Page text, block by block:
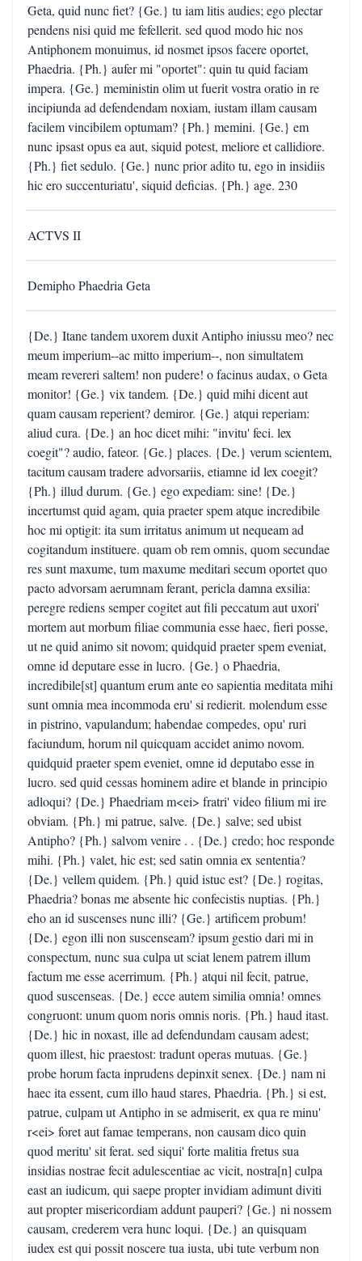
Geta, quid nunc fiet? {Ge.} tu iam litis audies; ego plectar
pendens nisi quid me fefellerit. sed quod modo hic nos
Antiphonem monuimus, id nosmet ipsos facere oportet,
Phaedria. {Ph.} aufer mi "oportet": quin tu quid faciam
impera. {Ge.} meministin olim ut fuerit vostra oratio in re
incipiunda ad defendendam noxiam, iustam illam causam
facilem vincibilem optumam? {Ph.} memini. {Ge.} em
nunc ipsast opus ea aut, siquid potest, meliore et callidiore.
{Ph.} fiet sedulo. {Ge.} nunc prior adito tu, ego in insidiis
hic ero succenturiatu', siquid deficias. {Ph.} age. 230
ACTVS II
Demipho Phaedria Geta
{De.} Itane tandem uxorem duxit Antipho iniussu meo? nec
meum imperium--ac mitto imperium--, non simultatem
meam revereri saltem! non pudere! o facinus audax, o Geta
monitor! {Ge.} vix tandem. {De.} quid mihi dicent aut
quam causam reperient? demiror. {Ge.} atqui reperiam:
aliud cura. {De.} an hoc dicet mihi: "invitu' feci. lex
coegit"? audio, fateor. {Ge.} places. {De.} verum scientem,
tacitum causam tradere advorsariis, etiamne id lex coegit?
{Ph.} illud durum. {Ge.} ego expediam: sine! {De.}
incertumst quid agam, quia praeter spem atque incredibile
hoc mi optigit: ita sum irritatus animum ut nequeam ad
cogitandum instituere. quam ob rem omnis, quom secundae
res sunt maxume, tum maxume meditari secum oportet quo
pacto advorsam aerumnam ferant, pericla damna exsilia:
peregre rediens semper cogitet aut fili peccatum aut uxori'
mortem aut morbum filiae communia esse haec, fieri posse,
ut ne quid animo sit novom; quidquid praeter spem eveniat,
omne id deputare esse in lucro. {Ge.} o Phaedria,
incredibile[st] quantum erum ante eo sapientia meditata mihi
sunt omnia mea incommoda eru' si redierit. molendum esse
in pistrino, vapulandum; habendae compedes, opu' ruri
faciundum, horum nil quicquam accidet animo novom.
quidquid praeter spem eveniet, omne id deputabo esse in
lucro. sed quid cessas hominem adire et blande in principio
adloqui? {De.} Phaedriam m<ei> fratri' video filium mi ire
obviam. {Ph.} mi patrue, salve. {De.} salve; sed ubist
Antipho? {Ph.} salvom venire . . {De.} credo; hoc responde
mihi. {Ph.} valet, hic est; sed satin omnia ex sententia?
{De.} vellem quidem. {Ph.} quid istuc est? {De.} rogitas,
Phaedria? bonas me absente hic confecistis nuptias. {Ph.}
eho an id suscenses nunc illi? {Ge.} artificem probum!
{De.} egon illi non suscenseam? ipsum gestio dari mi in
conspectum, nunc sua culpa ut sciat lenem patrem illum
factum me esse acerrimum. {Ph.} atqui nil fecit, patrue,
quod suscenseas. {De.} ecce autem similia omnia! omnes
congruont: unum quom noris omnis noris. {Ph.} haud itast.
{De.} hic in noxast, ille ad defendundam causam adest;
quom illest, hic praestost: tradunt operas mutuas. {Ge.}
probe horum facta inprudens depinxit senex. {De.} nam ni
haec ita essent, cum illo haud stares, Phaedria. {Ph.} si est,
patrue, culpam ut Antipho in se admiserit, ex qua re minu'
r<ei> foret aut famae temperans, non causam dico quin
quod meritu' sit ferat. sed siqui' forte malitia fretus sua
insidias nostrae fecit adulescentiae ac vicit, nostra[n] culpa
east an iudicum, qui saepe propter invidiam adimunt diviti
aut propter misericordiam addunt pauperi? {Ge.} ni nossem
causam, crederem vera hunc loqui. {De.} an quisquam
iudex est qui possit noscere tua iusta, ubi tute verbum non